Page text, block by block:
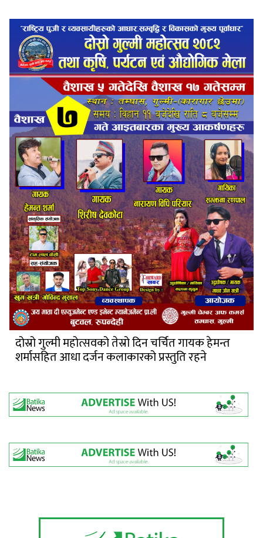
दोस्रो गुल्मी महोत्सवको तेस्रो दिन चर्चित गायक हेमन्त
शर्मासहित आधा दर्जन कलाकारको प्रस्तुति रहने